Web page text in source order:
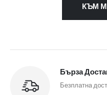
КЪМ
Бърза
Безплатна